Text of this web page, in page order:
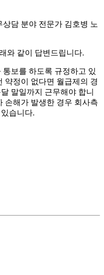
담 분야 전문가 김호병 노
와 같이 답변드립니다.
보를 하도록 규정하고 있
약정이 없다면 월급제의 경
말일까지 근무해야 합니
손해가 발생한 경우 회사측
습니다.